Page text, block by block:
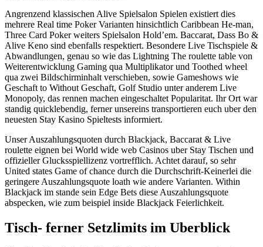
Angrenzend klassischen Alive Spielsalon Spielen existiert dies
mehrere Real time Poker Varianten hinsichtlich Caribbean He-man,
Three Card Poker weiters Spielsalon Hold’em. Baccarat, Dass Bo &
Alive Keno sind ebenfalls respektiert. Besondere Live Tischspiele &
Abwandlungen, genau so wie das Lightning The roulette table von
Weiterentwicklung Gaming qua Multiplikator und Toothed wheel
qua zwei Bildschirminhalt verschieben, sowie Gameshows wie
Geschaft to Without Geschaft, Golf Studio unter anderem Live
Monopoly, das rennen machen eingeschaltet Popularitat. Ihr Ort war
standig quicklebendig, ferner unsereins transportieren euch uber den
neuesten Stay Kasino Spieltests informiert.
Unser Auszahlungsquoten durch Blackjack, Baccarat & Live
roulette eignen bei World wide web Casinos uber Stay Tischen und
offizieller Glucksspiellizenz vortrefflich. Achtet darauf, so sehr
United states Game of chance durch die Durchschrift-Keinerlei die
geringere Auszahlungsquote loath wie andere Varianten. Within
Blackjack im stande sein Edge Bets diese Auszahlungsquote
abspecken, wie zum beispiel inside Blackjack Feierlichkeit.
Tisch- ferner Setzlimits im Uberblick